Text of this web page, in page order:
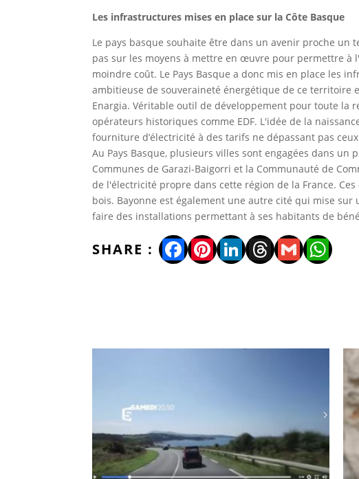
Les infrastructures mises en place sur la Côte Basque
Le pays basque souhaite être dans un avenir proche
pas sur les moyens à mettre en œuvre pour permettre à
moindre coût. Le Pays Basque a donc mis en place les
ambitieuse de souveraineté énergétique de ce
Enargia. Véritable outil de développement pour toute la
opérateurs historiques comme EDF. L'idée de la
fourniture d’électricité à des tarifs ne dépassant pas ceux
Au Pays Basque, plusieurs villes sont engagées dans
Communes de Garazi-Baigorri et la Communauté de
de l'électricité propre dans cette région de la France.
bois. Bayonne est également une autre cité qui mise
faire des installations permettant à ses habitants de
Facebook
Pinterest
LinkedIn
Threads
Gmail